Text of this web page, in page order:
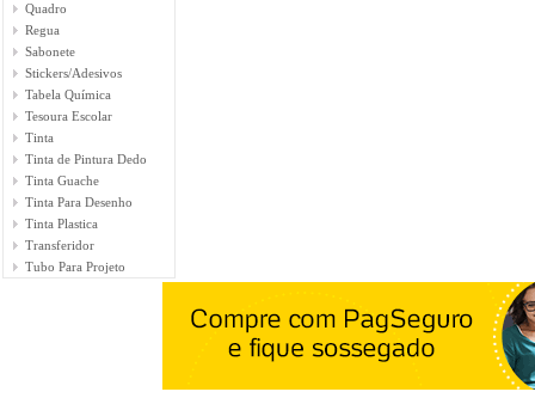
Quadro
Regua
Sabonete
Stickers/Adesivos
Tabela Química
Tesoura Escolar
Tinta
Tinta de Pintura Dedo
Tinta Guache
Tinta Para Desenho
Tinta Plastica
Transferidor
Tubo Para Projeto